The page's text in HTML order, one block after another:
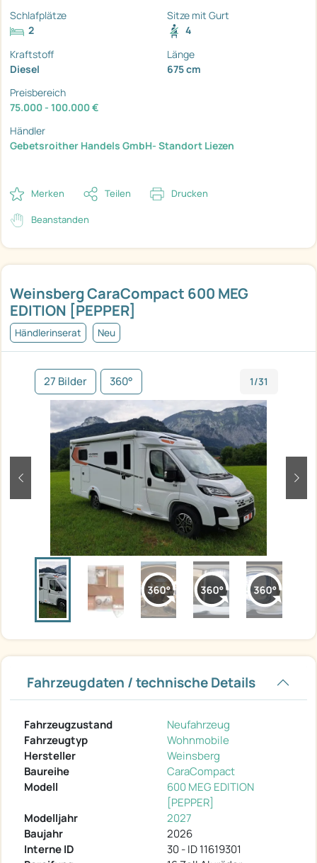
Weinsberg CaraCompact 600 MEG
EDITION [PEPPER]
Händlerinserat Neu
27 Bilder 360° 1/31
zurück
Fahrzeugdaten / technische Details
Fahrzeugzustand
Neufahrzeug
Fahrzeugtyp
Wohnmobile
Hersteller
Weinsberg
Baureihe
CaraCompact
Modell
600 MEG EDITION
[PEPPER]
Modelljahr
2027
Baujahr
2026
Interne ID
30 - ID 11619301
Schlafplätze
2
Sitze mit Gurt
4
Kraftstoff
Diesel
Länge
675 cm
Preisbereich
75.000 - 100.000 €
Händler
Gebetsroither Handels GmbH- Standort Liezen
Merken Teilen Drucken
Beanstanden